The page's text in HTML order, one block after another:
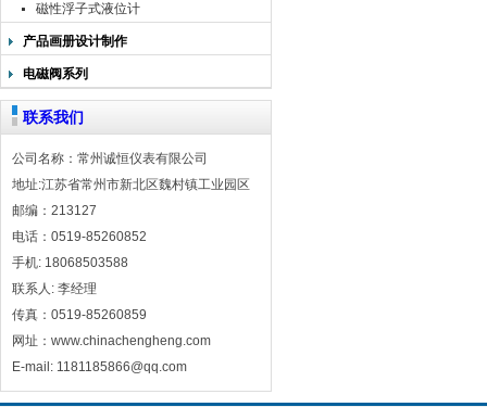
磁性浮子式液位计
产品画册设计制作
电磁阀系列
联系我们
公司名称：常州诚恒仪表有限公司
地址:江苏省常州市新北区魏村镇工业园区
邮编：213127
电话：0519-85260852
手机: 18068503588
联系人: 李经理
传真：0519-85260859
网址：www.chinachengheng.com
E-mail: 1181185866@qq.com